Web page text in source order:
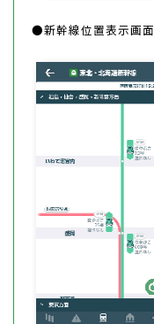
●新幹線位置表示画面